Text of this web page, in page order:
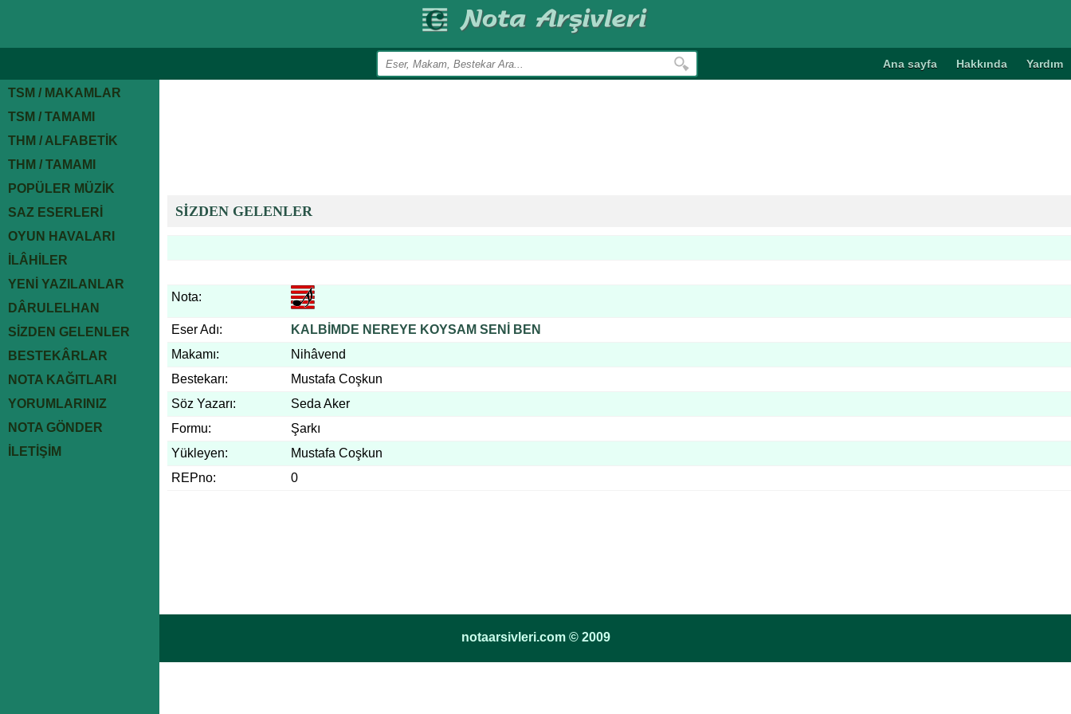
Ana sayfa Hakkında Yardım
TSM / MAKAMLAR
TSM / TAMAMI
THM / ALFABETİK
THM / TAMAMI
POPÜLER MÜZİK
SAZ ESERLERİ
OYUN HAVALARI
İLÂHİLER
YENİ YAZILANLAR
DÂRULELHAN
SİZDEN GELENLER
BESTEKÂRLAR
NOTA KAĞITLARI
YORUMLARINIZ
NOTA GÖNDER
İLETİŞİM
SİZDEN GELENLER
Nota:
Eser Adı:
KALBİMDE NEREYE KOYSAM SENİ BEN
Makamı:
Nihâvend
Bestekarı:
Mustafa Coşkun
Söz Yazarı:
Seda Aker
Formu:
Şarkı
Yükleyen:
Mustafa Coşkun
REPno:
0
notaarsivleri.com © 2009